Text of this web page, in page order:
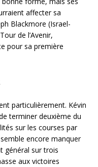
affecter sa
Blackmore (Israel-
de l’Avenir,
pour sa première
particulièrement. Kévin
terminer deuxième du
sur les courses par
encore manquer
général sur trois
aux victoires